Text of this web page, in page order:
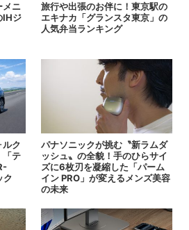
メニ
IHジ
旅行や出張のお伴に！東京駅の
エキナカ「グランスタ東京」の
人気弁当ランキング
ルク
「テ
ク
パナソニックが挑む〝新ラムダ
ッシュ〟の全貌！手のひらサイ
ズに6枚刃を凝縮した「パーム
イン PRO」が変えるメンズ美容
の未来